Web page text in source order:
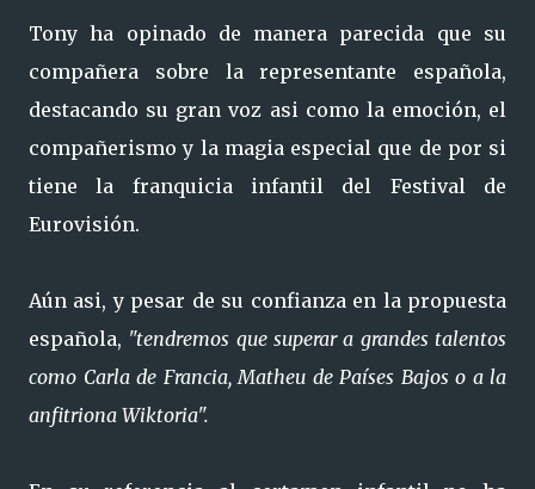
Tony ha opinado de manera parecida que su
compañera sobre la representante española,
destacando su gran voz asi como la emoción, el
compañerismo y la magia especial que de por si
tiene la franquicia infantil del Festival de
Eurovisión.
Aún asi, y pesar de su confianza en la propuesta
española, "tendremos que superar a grandes talentos
como Carla de Francia, Matheu de Países Bajos o a la
anfitriona Wiktoria".